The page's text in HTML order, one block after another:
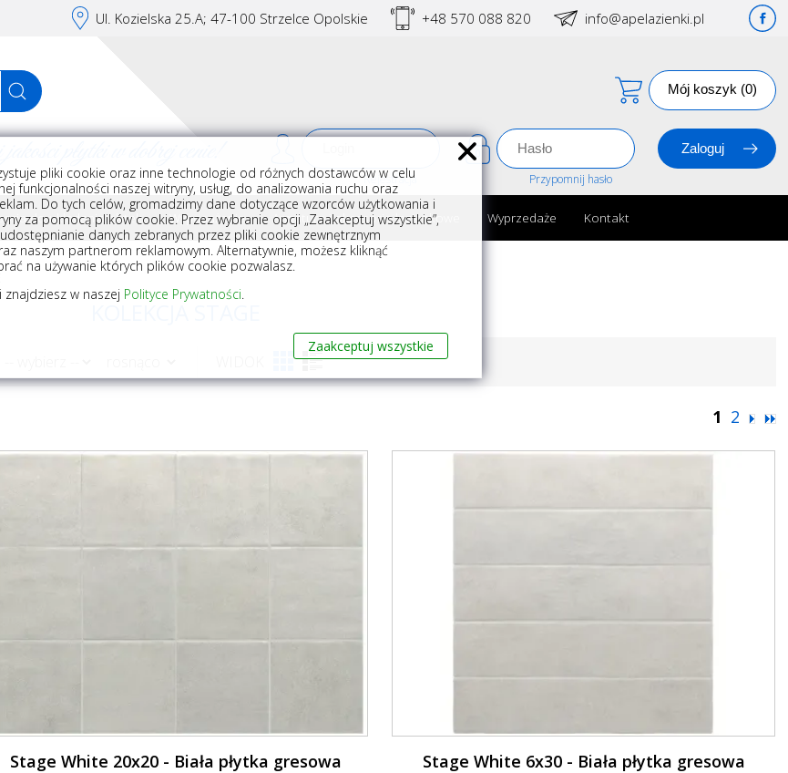
Ul. Kozielska 25.A; 47-100 Strzelce Opolskie +48 570 088 820 info@apelazienki.pl
Mój koszyk (0)
Rejestracja Przypomnij hasło
do układania płytek Wyposażenie Armatura i akcesoria łazienkowe Wyprzedaże Kontakt
KOLEKCJA STAGE
1 2
Stage White 20x20 - Biała płytka gresowa Stage White 6x30 - Biała płytka gresowa
pliki cookie oraz inne technologie od różnych dostawców w celu
funkcjonalności naszej witryny, usług, do analizowania ruchu oraz
Do tych celów, gromadzimy dane dotyczące wzorców użytkowania i
za pomocą plików cookie. Przez wybranie opcji „Zaakceptuj wszystkie”,
danych zebranych przez pliki cookie zewnętrznym
naszym partnerom reklamowym. Alternatywnie, możesz kliknąć
na używanie których plików cookie pozwalasz.
w naszej Polityce Prywatności.
Zaakceptuj wszystkie